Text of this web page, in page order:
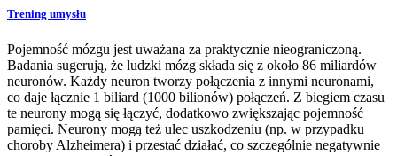
Trening umysłu
Pojemność mózgu jest uważana za praktycznie nieograniczoną.
Badania sugerują, że ludzki mózg składa się z około 86 miliardów
neuronów. Każdy neuron tworzy połączenia z innymi neuronami,
co daje łącznie 1 biliard (1000 bilionów) połączeń. Z biegiem czasu
te neurony mogą się łączyć, dodatkowo zwiększając pojemność
pamięci. Neurony mogą też ulec uszkodzeniu (np. w przypadku
choroby Alzheimera) i przestać działać, co szczególnie negatywnie